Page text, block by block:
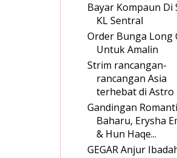
Bayar Kompaun Di
KL Sentral
Order Bunga Long
Untuk Amalin
Strim rancangan-
rancangan Asia
terhebat di Astro
Gandingan
Baharu, Erysha
& Hun Haqe...
GEGAR Anjur